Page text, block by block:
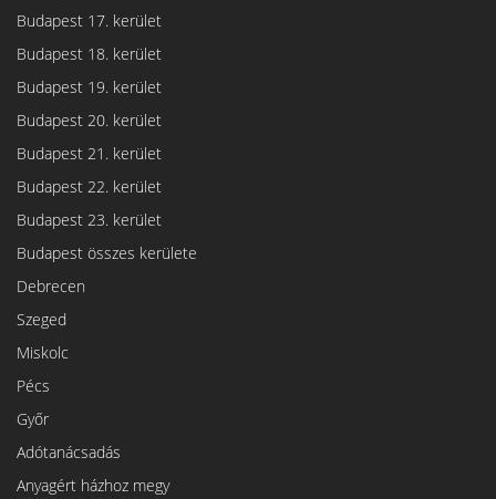
Budapest 17. kerület
Budapest 18. kerület
Budapest 19. kerület
Budapest 20. kerület
Budapest 21. kerület
Budapest 22. kerület
Budapest 23. kerület
Budapest összes kerülete
Debrecen
Szeged
Miskolc
Pécs
Győr
Adótanácsadás
Anyagért házhoz megy